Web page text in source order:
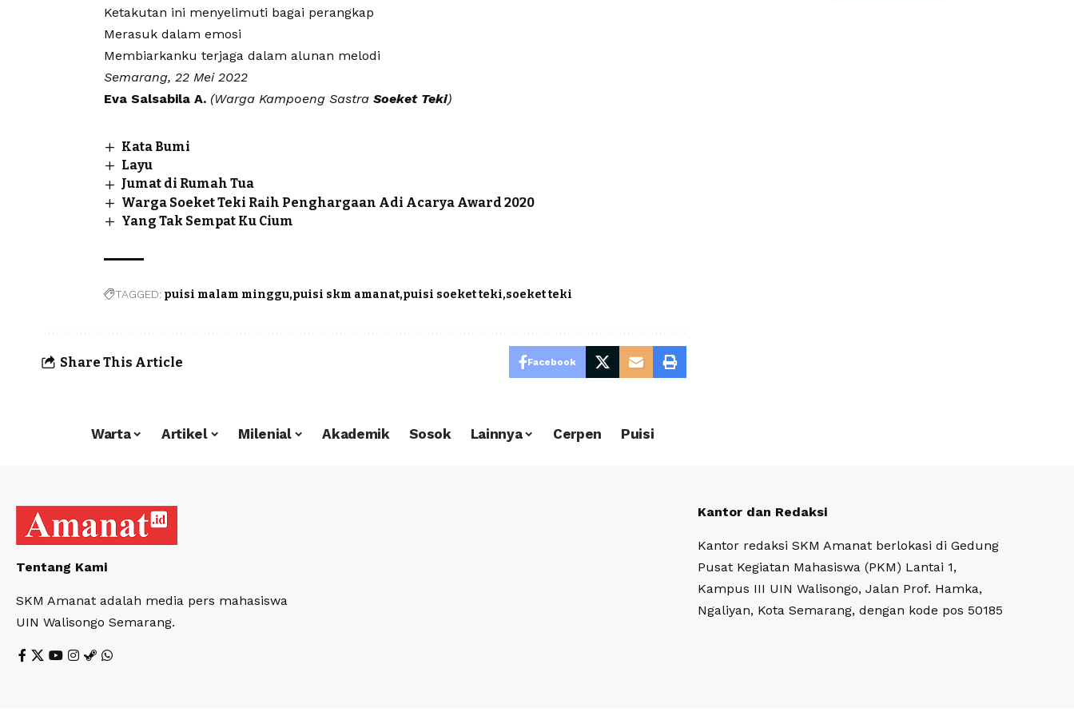
Ketakutan ini menyelimuti bagai perangkap
Merasuk dalam emosi
Membiarkanku terjaga dalam alunan melodi
Semarang, 22 Mei 2022
Eva Salsabila A. (Warga Kampoeng Sastra Soeket Teki)
Kata Bumi
Layu
Jumat di Rumah Tua
Warga Soeket Teki Raih Penghargaan Adi Acarya Award 2020
Yang Tak Sempat Ku Cium
TAGGED: puisi malam minggu puisi skm amanat puisi soeket teki soeket teki
Share This Article Facebook
Warta Artikel Milenial Akademik Sosok Lainnya Cerpen Puisi
Tentang Kami
SKM Amanat adalah media pers mahasiswa
UIN Walisongo Semarang.
Kantor dan Redaksi
Kantor redaksi SKM Amanat berlokasi di Gedung
Pusat Kegiatan Mahasiswa (PKM) Lantai 1,
Kampus III UIN Walisongo, Jalan Prof. Hamka,
Ngaliyan, Kota Semarang, dengan kode pos 50185